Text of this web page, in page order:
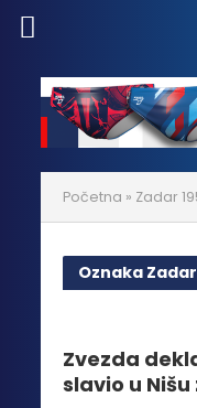
Početna » Zadar
Oznaka Zadar
Zvezda
slavio u